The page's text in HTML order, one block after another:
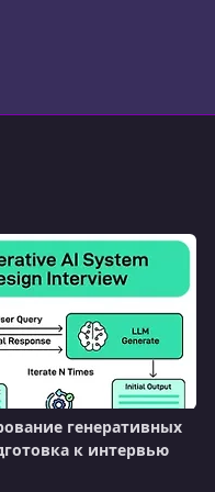
в
генеративных
к интервью